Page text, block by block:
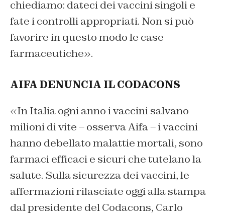
chiediamo: dateci dei vaccini singoli e
fate i controlli appropriati. Non si può
favorire in questo modo le case
farmaceutiche».
AIFA DENUNCIA IL CODACONS
«In Italia ogni anno i vaccini salvano
milioni di vite – osserva Aifa – i vaccini
hanno debellato malattie mortali, sono
farmaci efficaci e sicuri che tutelano la
salute. Sulla sicurezza dei vaccini, le
affermazioni rilasciate oggi alla stampa
dal presidente del Codacons, Carlo